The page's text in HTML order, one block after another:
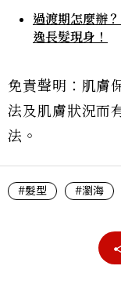
過渡期怎麼辦
逸長髮現身！
免責聲明：肌膚
法及肌膚狀況而
法。
#髮型 #瀏海